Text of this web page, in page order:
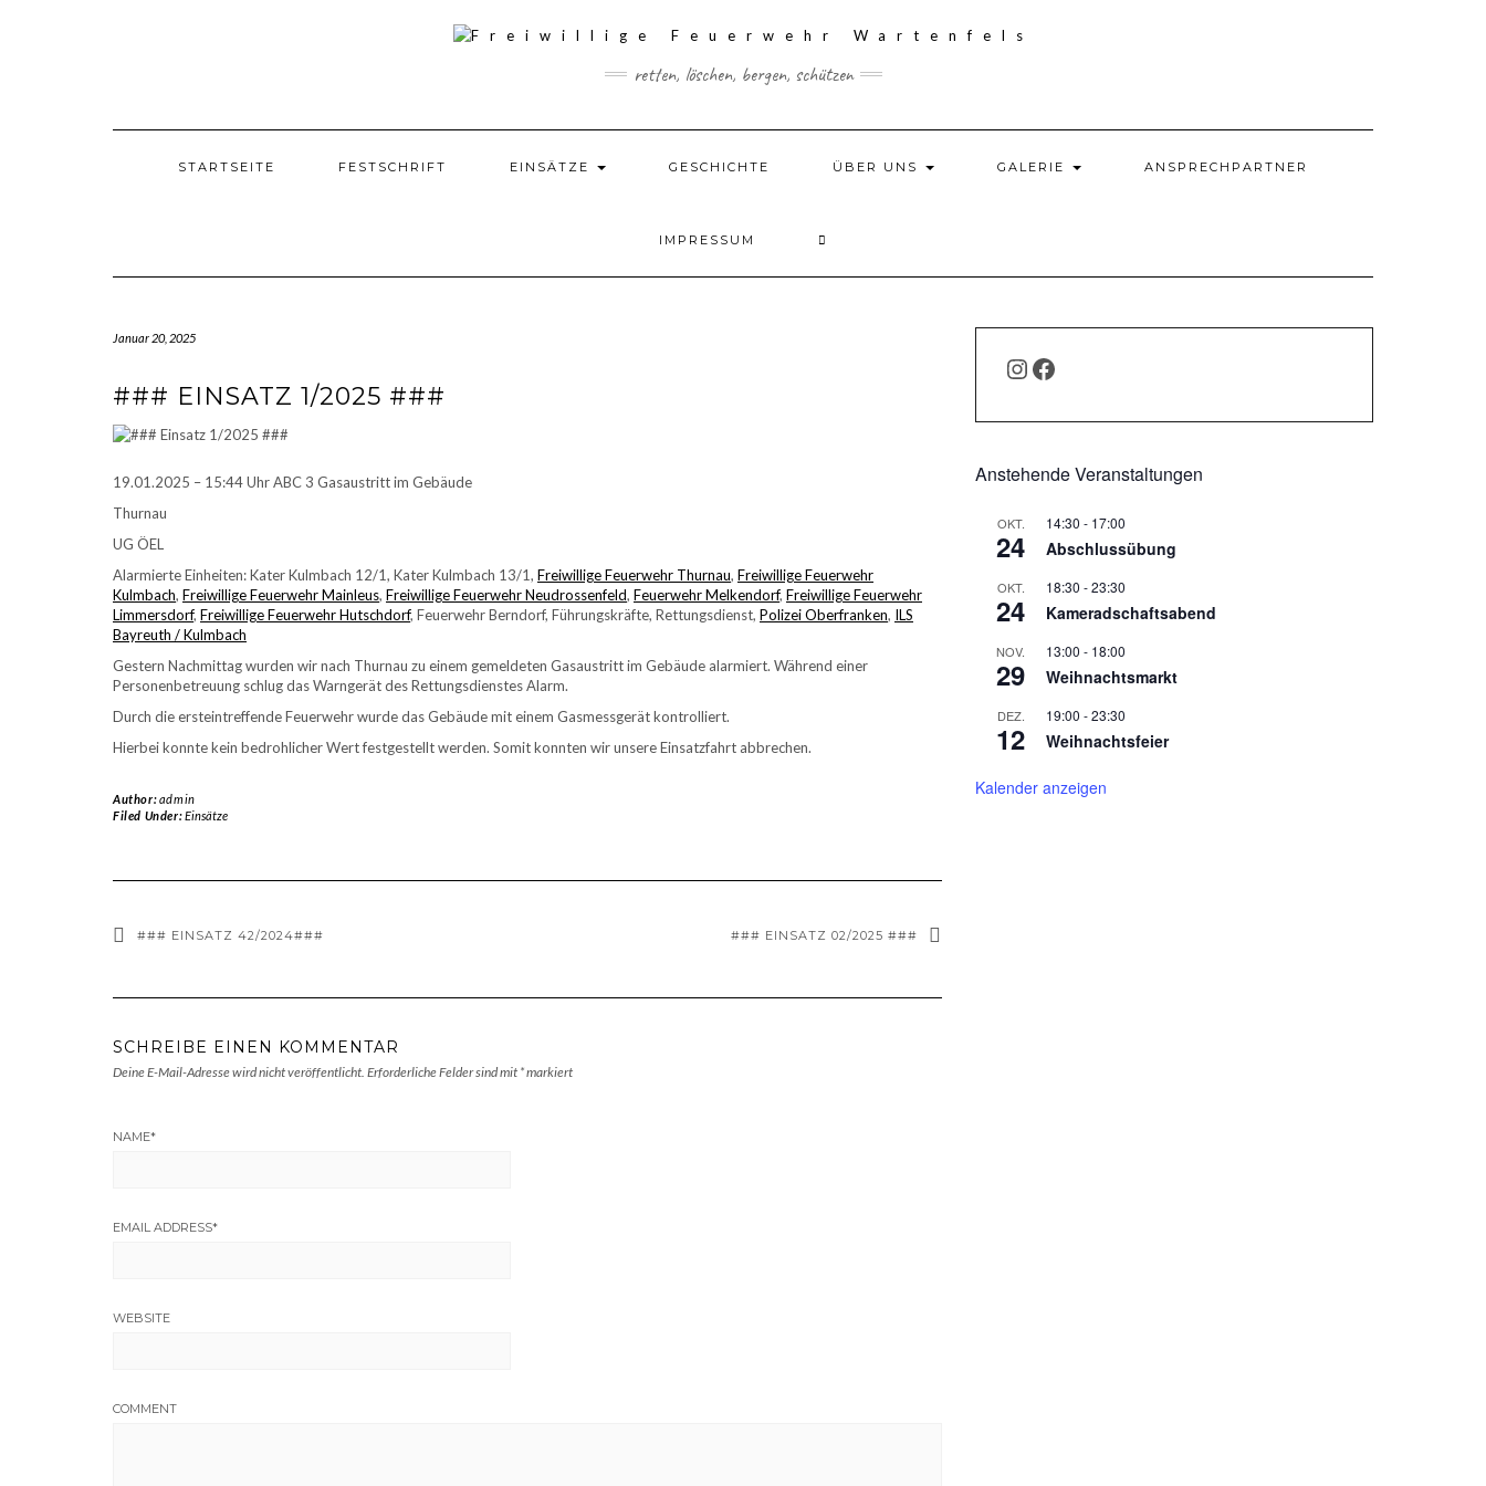
retten, löschen, bergen, schützen
STARTSEITE FESTSCHRIFT EINSÄTZE GESCHICHTE ÜBER UNS GALERIE ANSPRECHPARTNER
IMPRESSUM
Januar 20, 2025
### EINSATZ 1/2025 ###
19.01.2025 – 15:44 Uhr ABC 3 Gasaustritt im Gebäude
Thurnau
UG ÖEL
Alarmierte Einheiten: Kater Kulmbach 12/1, Kater Kulmbach 13/1, Freiwillige Feuerwehr Thurnau, Freiwillige Feuerwehr
Kulmbach, Freiwillige Feuerwehr Mainleus, Freiwillige Feuerwehr Neudrossenfeld, Feuerwehr Melkendorf, Freiwillige Feuerwehr
Limmersdorf, Freiwillige Feuerwehr Hutschdorf, Feuerwehr Berndorf, Führungskräfte, Rettungsdienst, Polizei Oberfranken, ILS
Bayreuth / Kulmbach
Gestern Nachmittag wurden wir nach Thurnau zu einem gemeldeten Gasaustritt im Gebäude alarmiert. Während einer
Personenbetreuung schlug das Warngerät des Rettungsdienstes Alarm.
Durch die ersteintreffende Feuerwehr wurde das Gebäude mit einem Gasmessgerät kontrolliert.
Hierbei konnte kein bedrohlicher Wert festgestellt werden. Somit konnten wir unsere Einsatzfahrt abbrechen.
Author:admin
Filed Under:Einsätze
### EINSATZ 42/2024### ### EINSATZ 02/2025 ###
SCHREIBE EINEN KOMMENTAR
Deine E-Mail-Adresse wird nicht veröffentlicht. Erforderliche Felder sind mit *markiert
NAME*
EMAIL ADDRESS*
WEBSITE
COMMENT
INSTAGRAM
FACEBOOK
Anstehende Veranstaltungen
OKT.
24
14:30 - 17:00
Abschlussübung
OKT.
24
18:30 -23:30
Kameradschaftsabend
NOV.
29
13:00 - 18:00
Weihnachtsmarkt
DEZ.
12
19:00 -23:30
Weihnachtsfeier
Kalender anzeigen